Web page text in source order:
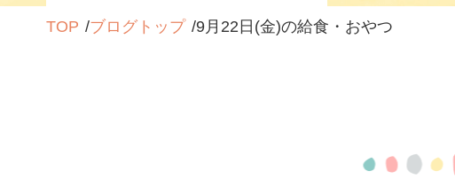
TOP ブログトップ 9月22日(金)の給食・おやつ